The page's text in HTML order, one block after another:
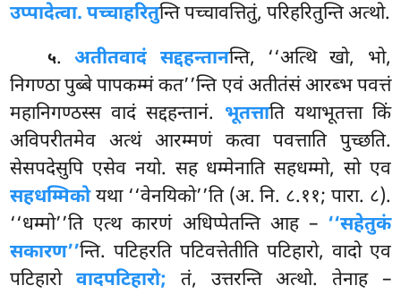
उप्पादेत्वा. पच्चाहरितुन्ति पच्चावत्तितुं, परिहरितुन्ति अत्थो.
५.अतीतवादं सद्दहन्तानन्ति, ‘‘अत्थि खो, भो,
निगण्ठा पुब्बे पापकम्मं कत’’न्ति एवं अतीतंसं आरब्भ पवत्तं
महानिगण्ठस्स वादं सद्दहन्तानं. भूतत्ताति यथाभूतत्ता किं
अविपरीतमेव अत्थं आरम्मणं कत्वा पवत्ताति पुच्छति.
सेसपदेसुपि एसेव नयो. सह धम्मेनाति सहधम्मो, सो एव
सहधम्मिकोयथा ‘‘वेनयिको’’ति (अ. नि. ८.११; पारा. ८).
‘‘धम्मो’’ति एत्थ कारणं अधिप्पेतन्ति आह – ‘‘सहेतुकं
सकारण’’न्ति. पटिहरति पटिवत्तेतीति पटिहारो, वादो एव
पटिहारो वादपटिहारो; तं, उत्तरन्ति अत्थो. तेनाह –